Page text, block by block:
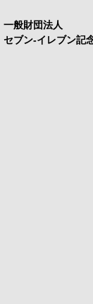
一般財団法人
セブン-イレブン記